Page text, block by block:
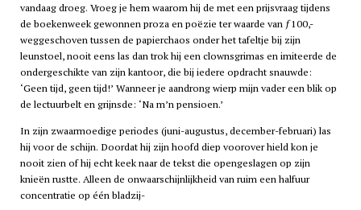
vandaag droeg. Vroeg je hem waarom hij de met een prijsvraag tijdens
de boekenweek gewonnen proza en poëzie ter waarde van ƒ100,-
weggeschoven tussen de papierchaos onder het tafeltje bij zijn
leunstoel, nooit eens las dan trok hij een clownsgrimas en imiteerde de
ondergeschikte van zijn kantoor, die bij iedere opdracht snauwde:
‘Geen tijd, geen tijd!’ Wanneer je aandrong wierp mijn vader een blik op
de lectuurbelt en grijnsde: ‘Na m’n pensioen.’
In zijn zwaarmoedige periodes (juni-augustus, december-februari) las
hij voor de schijn. Doordat hij zijn hoofd diep voorover hield kon je
nooit zien of hij echt keek naar de tekst die opengeslagen op zijn
knieën rustte. Alleen de onwaarschijnlijkheid van ruim een halfuur
concentratie op één bladzij-